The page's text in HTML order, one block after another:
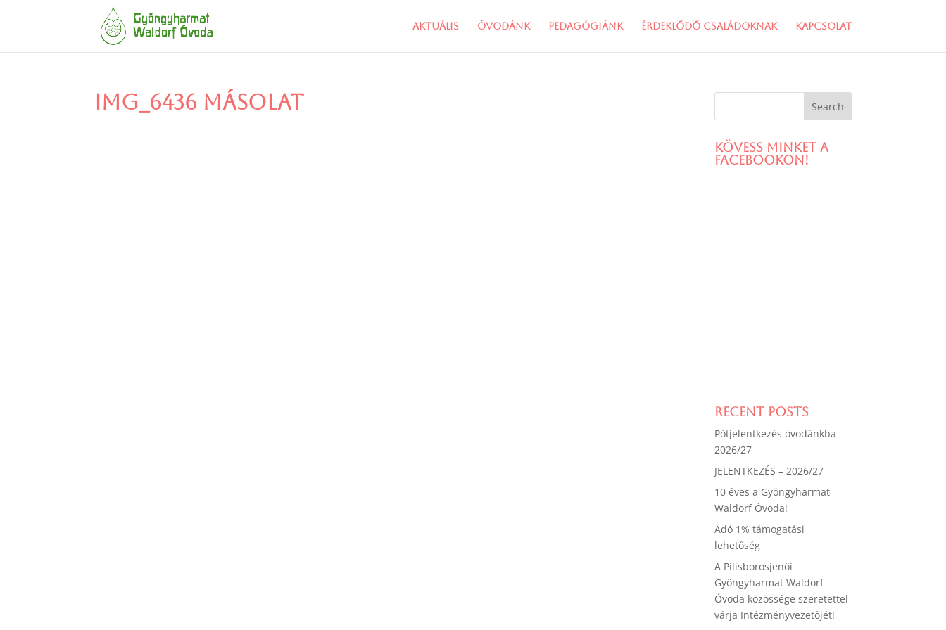
Aktuális Óvodánk Pedagógiánk Érdeklődő családoknak Kapcsolat
IMG_6436 másolat
Kövess minket a
facebookon!
Recent Posts
Pótjelentkezés óvodánkba
2026/27
JELENTKEZÉS – 2026/27
10 éves a Gyöngyharmat
Waldorf Óvoda!
Adó 1% támogatási
lehetőség
A Pilisborosjenői
Gyöngyharmat Waldorf
Óvoda közössége szeretettel
várja Intézményvezetőjét!